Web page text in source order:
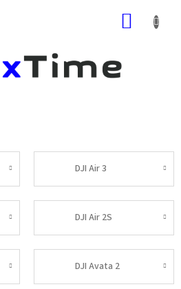
DJI Air 3
DJI Air 2S
DJI Avata 2